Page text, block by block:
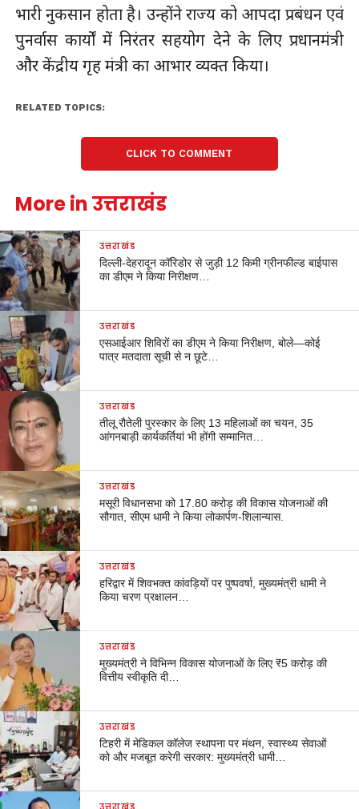
भारी नुकसान होता है। उन्होंने राज्य को आपदा प्रबंधन एवं
पुनर्वास कार्यों में निरंतर सहयोग देने के लिए प्रधानमंत्री
और केंद्रीय गृह मंत्री का आभार व्यक्त किया।
RELATED TOPICS:
CLICK TO COMMENT
More in उत्तराखंड
उत्तराखंड
दिल्ली-देहरादून कॉरिडोर से जुड़ी 12 किमी ग्रीनफील्ड बाईपास
का डीएम ने किया निरीक्षण…
उत्तराखंड
एसआईआर शिविरों का डीएम ने किया निरीक्षण, बोले—कोई
पात्र मतदाता सूची से न छूटे…
उत्तराखंड
तीलू रौतेली पुरस्कार के लिए 13 महिलाओं का चयन, 35
आंगनबाड़ी कार्यकर्तियां भी होंगी सम्मानित…
उत्तराखंड
मसूरी विधानसभा को 17.80 करोड़ की विकास योजनाओं की
सौगात, सीएम धामी ने किया लोकार्पण-शिलान्यास.
उत्तराखंड
हरिद्वार में शिवभक्त कांवड़ियों पर पुष्पवर्षा, मुख्यमंत्री धामी ने
किया चरण प्रक्षालन…
उत्तराखंड
मुख्यमंत्री ने विभिन्न विकास योजनाओं के लिए ₹5 करोड़ की
वित्तीय स्वीकृति दी…
उत्तराखंड
टिहरी में मेडिकल कॉलेज स्थापना पर मंथन, स्वास्थ्य सेवाओं
को और मजबूत करेगी सरकार: मुख्यमंत्री धामी…